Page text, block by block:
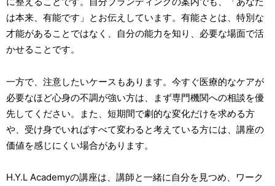
は本来、有能です」とお伝えしています。有能さとは、特別な
才能があることではなく、自分の能力を知り、必要な場面で活
かせることです。
一方で、注意したいケースもあります。今すぐ医療的なケアが
必要なほど心身の不調が強い方は、まず専門機関への相談を優
先してください。また、短期間で劇的な変化だけを求める方
や、受け身でいればすべて変わると考えている方には、講座の
価値を感じにくい場合があります。
H.Y.L Academyの講座は、講師と一緒に自分を見つめ、ワーク